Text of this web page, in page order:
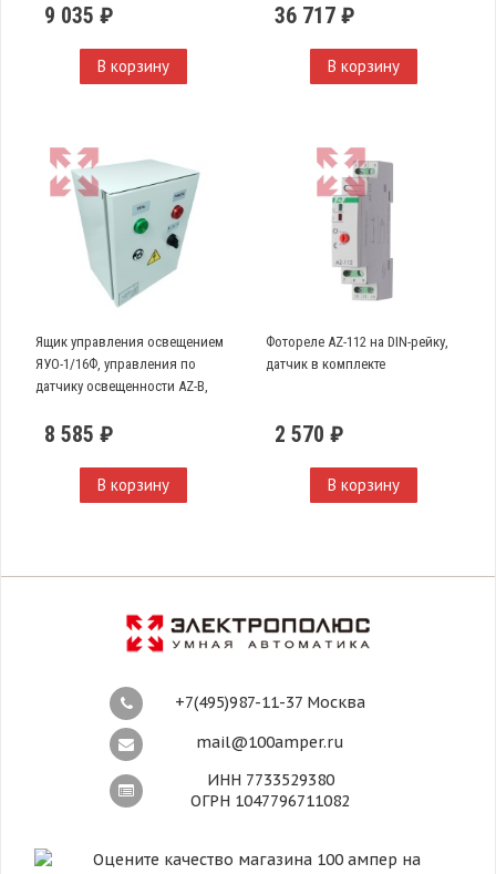
9 035 ₽
В корзину
36 717 ₽
В корзину
Ящик управления освещением
ЯУО-1/16Ф, управления по
датчику освещенности AZ-B,
8 585 ₽
В корзину
Фотореле AZ-112 на DIN-рейку,
датчик в комплекте
2 570 ₽
В корзину
+7(495)987-11-37 Москва
mail@100amper.ru
ИНН 7733529380
ОГРН 1047796711082